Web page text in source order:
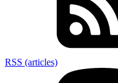
RSS (articles)